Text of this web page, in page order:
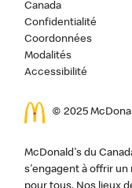
Canada
Confidentialité
Coordonnées
Modalités
Accessibilité
© 2025
McDonald's du
s'engagent à offrir